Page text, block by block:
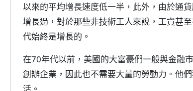
以來的平均增長速度低一半，此外，由於通
增長過，對於那些非技術工人來說，工資甚
代始終是增長的。
在70年代以前，美國的大富豪們一般與金融
創辦企業，因此也不需要大量的勞動力。他